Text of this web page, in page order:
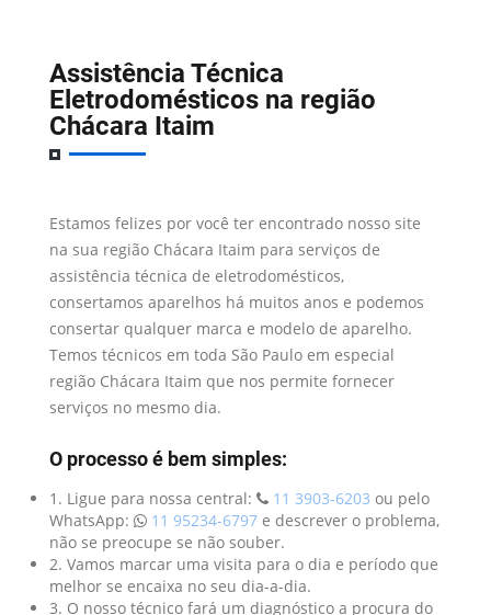
Assistência Técnica
Eletrodomésticos na região
Chácara Itaim
Estamos felizes por você ter encontrado nosso site
na sua região Chácara Itaim para serviços de
assistência técnica de eletrodomésticos,
consertamos aparelhos há muitos anos e podemos
consertar qualquer marca e modelo de aparelho.
Temos técnicos em toda São Paulo em especial
região Chácara Itaim que nos permite fornecer
serviços no mesmo dia.
O processo é bem simples:
1. Ligue para nossa central: 11 3903-6203 ou pelo
WhatsApp:
11 95234-6797 e descrever o problema,
não se preocupe se não souber.
2. Vamos marcar uma visita para o dia e período que
melhor se encaixa no seu dia-a-dia.
3. O nosso técnico fará um diagnóstico a procura do